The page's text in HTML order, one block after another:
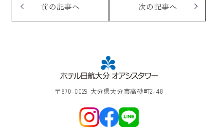
前の記事へ 次の記事へ
〒870-0029 大分県大分市高砂町2-48